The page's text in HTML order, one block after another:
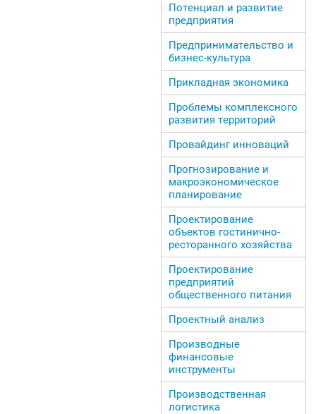
Потенциал и развитие
предприятия
Предпринимательство и
бизнес-культура
Прикладная экономика
Проблемы комплексного
развития территорий
Провайдинг инноваций
Прогнозирование и
макроэкономическое
планирование
Проектирование
объектов гостинично-
ресторанного хозяйства
Проектирование
предприятий
общественного питания
Проектный анализ
Производные
финансовые
инструменты
Производственная
логистика